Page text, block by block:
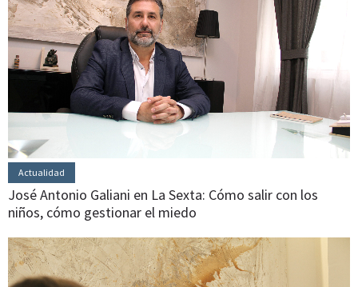
Actualidad
José Antonio Galiani en La Sexta: Cómo salir con los
niños, cómo gestionar el miedo